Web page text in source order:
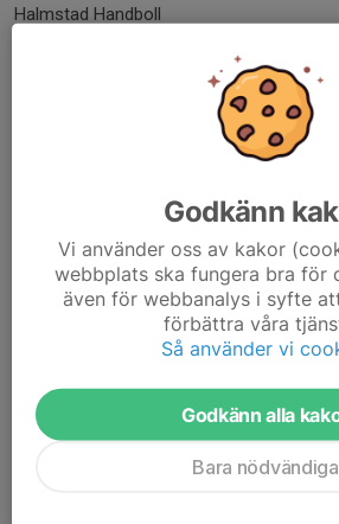
Halmstad Handboll
HK Halmstad
Bankgiro: 5273-7897 används när man
Bankgiro: 5302-9724 används när man
OBS! Glöm inte att märka inbetalningen!
Godkänn
Vi använder oss av kakor
webbplats ska fungera bra för
även för webbanalys i syfte
förbättra våra
Så använder vi
Godkänn alla
Bara nödvändiga